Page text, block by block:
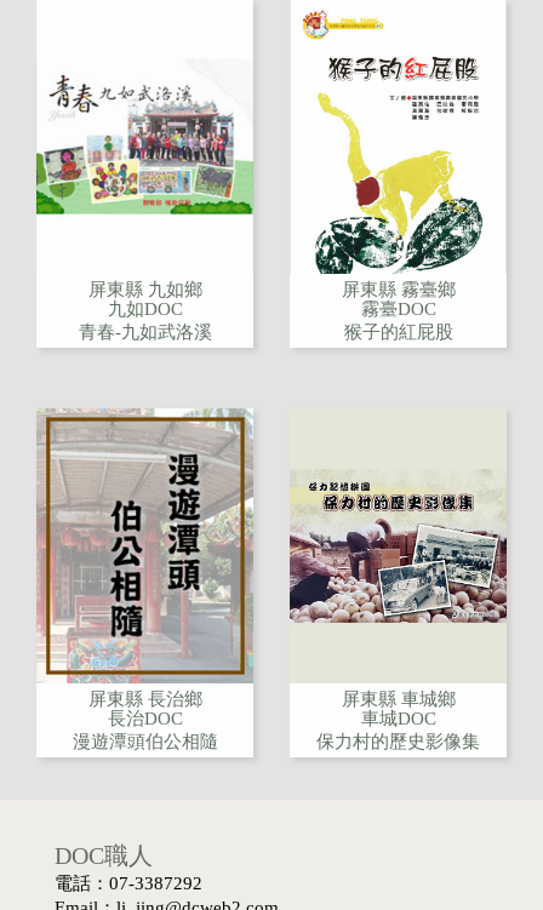
屏東縣 九如鄉
九如DOC
青春-九如武洛溪
屏東縣 霧臺鄉
霧臺DOC
猴子的紅屁股
屏東縣 長治鄉
長治DOC
漫遊潭頭伯公相隨
屏東縣 車城鄉
車城DOC
保力村的歷史影像集
DOC職人
電話：07-3387292